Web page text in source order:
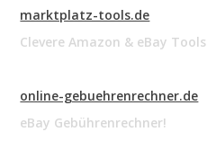
marktplatz-tools.de
Clevere Amazon & eBay Tools
online-gebuehrenrechner.de
eBay Gebührenrechner!